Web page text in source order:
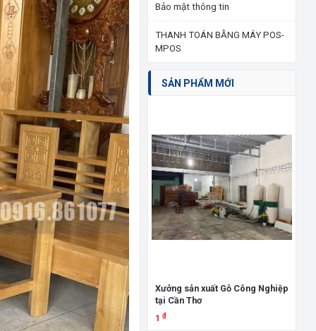
Bảo mật thông tin
THANH TOÁN BẰNG MÁY POS-
MPOS
SẢN PHẨM MỚI
Xưởng sản xuất Gỗ Công Nghiệp
tại Cần Thơ
1₫